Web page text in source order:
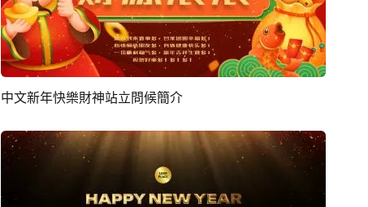
預覽
中文新年快樂財神站立問候簡介